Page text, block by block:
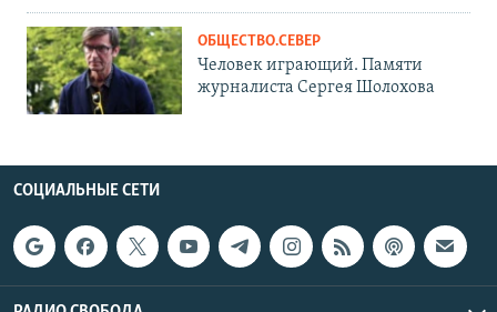
ОБЩЕСТВО.СЕВЕР
Человек играющий. Памяти
журналиста Сергея Шолохова
СОЦИАЛЬНЫЕ СЕТИ